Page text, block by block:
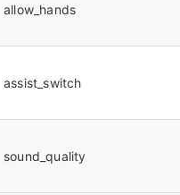
allow_hands
assist_switch
sound_quality